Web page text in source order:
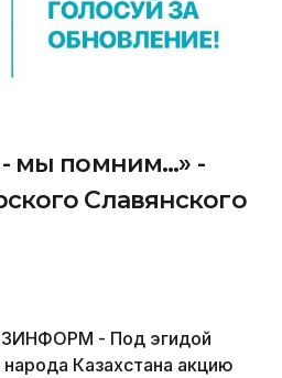
мы помним...» -
Славянского
- Под эгидой
Казахстана акцию